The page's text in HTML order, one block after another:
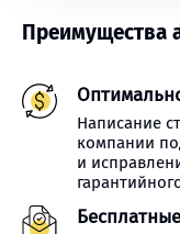
Преимущества
Написание
компании
и